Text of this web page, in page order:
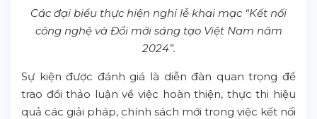
Các đại biểu thực hiện nghi lễ khai mạc “Kết nối
công nghệ và Đổi mới sáng tạo Việt Nam năm
2024”.
Sự kiện được đánh giá là diễn đàn quan trọng để
trao đổi thảo luận về việc hoàn thiện, thực thi hiệu
quả các giải pháp, chính sách mới trong việc kết nối